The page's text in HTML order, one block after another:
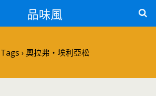
品味風
Tags › 奧拉弗・埃利亞松